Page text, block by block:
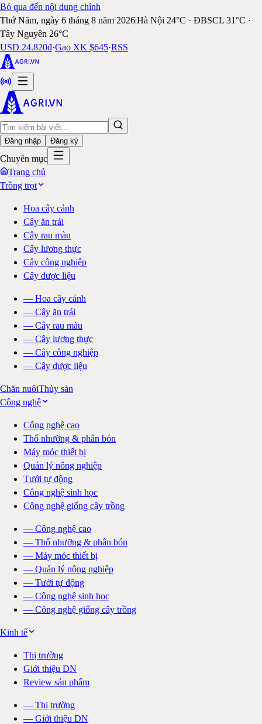
Bỏ qua đến nội dung chính
Thứ Năm, ngày 6 tháng 8 năm 2026|Hà Nội 24°C · ĐBSCL 31°C ·
Tây Nguyên 26°C
USD 24.820đ·Gạo XK $645·RSS
Đăng nhập Đăng ký
Chuyên mục
Trang chủ
Trồng trọt
Hoa cây cảnh
Cây ăn trái
Cây rau màu
Cây lương thực
Cây công nghiệp
Cây dược liệu
— Hoa cây cảnh
— Cây ăn trái
— Cây rau màu
— Cây lương thực
— Cây công nghiệp
— Cây dược liệu
Chăn nuôiThủy sản
Công nghệ
Công nghệ cao
Thổ nhưỡng & phân bón
Máy móc thiết bị
Quản lý nông nghiệp
Tưới tự động
Công nghệ sinh học
Công nghệ giống cây trồng
— Công nghệ cao
— Thổ nhưỡng & phân bón
— Máy móc thiết bị
— Quản lý nông nghiệp
— Tưới tự động
— Công nghệ sinh học
— Công nghệ giống cây trồng
Kinh tế
Thị trường
Giới thiệu DN
Review sản phẩm
— Thị trường
— Giới thiệu DN